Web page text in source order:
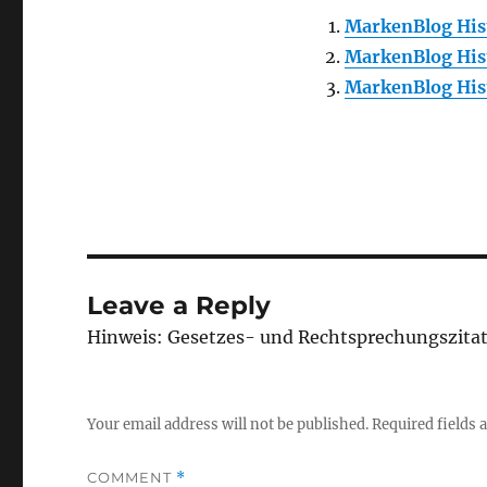
MarkenBlog
MarkenBlog
MarkenBlog
Leave a Reply
Hinweis: Gesetzes- und
Your email address will not be published.Required fields
COMMENT *